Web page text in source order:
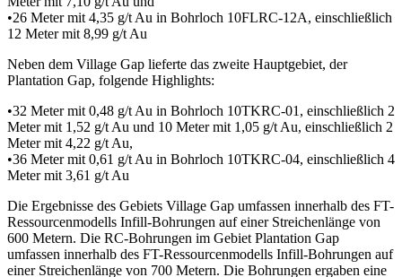
•26 Meter mit 4,35 g/t Au in Bohrloch 10FLRC-12A, einschließlich
12 Meter mit 8,99 g/t Au
Neben dem Village Gap lieferte das zweite Hauptgebiet, der
Plantation Gap, folgende Highlights:
•32 Meter mit 0,48 g/t Au in Bohrloch 10TKRC-01, einschließlich 2
Meter mit 1,52 g/t Au und 10 Meter mit 1,05 g/t Au, einschließlich 2
Meter mit 4,22 g/t Au,
•36 Meter mit 0,61 g/t Au in Bohrloch 10TKRC-04, einschließlich 4
Meter mit 3,61 g/t Au
Die Ergebnisse des Gebiets Village Gap umfassen innerhalb des FT-
Ressourcenmodells Infill-Bohrungen auf einer Streichenlänge von
600 Metern. Die RC-Bohrungen im Gebiet Plantation Gap
umfassen innerhalb des FT-Ressourcenmodells Infill-Bohrungen auf
einer Streichenlänge von 700 Metern. Die Bohrungen ergaben eine